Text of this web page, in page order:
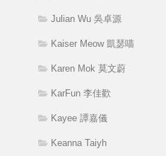
Julian Wu 吳卓源
Kaiser Meow 凱瑟喵
Karen Mok 莫文蔚
KarFun 李佳歡
Kayee 譚嘉儀
Keanna Taiyh